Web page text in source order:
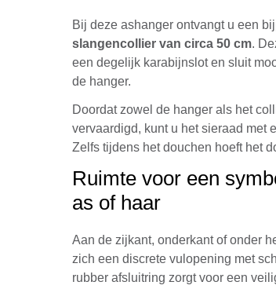
Bij deze ashanger ontvangt u een
slangencollier van circa 50 cm.
een degelijk karabijnslot en sluit
de hanger.
Doordat zowel de hanger als het
vervaardigd, kunt u het sieraad met
Zelfs tijdens het douchen hoeft het
Ruimte voor een
as of haar
Aan de zijkant, onderkant of onder
zich een discrete vulopening met
rubber afsluitring zorgt voor een